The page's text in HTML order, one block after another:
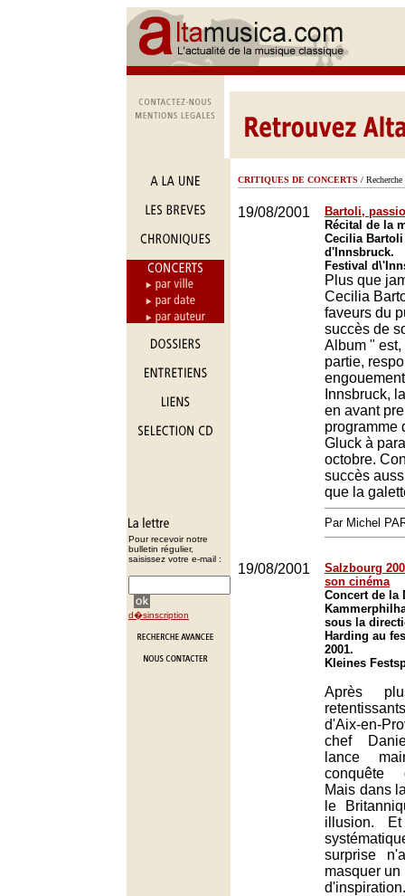
Pour recevoir notre
bulletin régulier,
saisissez votre e-mail :
d�sinscription
CRITIQUES DE CONCERTS / Recherche
19/08/2001
Bartoli,
Récital de la
Cecilia
d'Innsbruck.
Festival
Plus que
Cecilia
faveurs du
succès de
Album "
partie,
Innsbruck,
en avant
programme
Gluck à
octobre.
succès
que la
Par Michel
19/08/2001
Salzbourg
son cinéma
Concert de la
sous la
Harding au
2001.
Kleines
Après
d'Aix-en-
chef
lance
conquête
Mais dans
le
illusion.
surprise
masquer
d'inspiration.